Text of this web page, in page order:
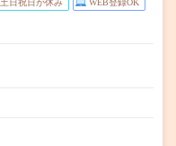
土日祝日が休み WEB登録OK